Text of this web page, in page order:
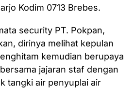
Kodim 0713 Brebes.
security PT. Pokpan,
dirinya melihat kepulan
kemudian berupaya
jajaran staf dengan
tangki air penyuplai air